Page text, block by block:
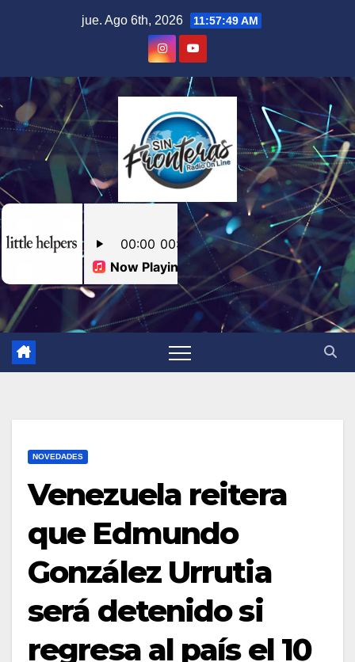
jue. Ago 6th, 2026 11:57:50 AM
NOVEDADES
Venezuela reitera
que Edmundo
González Urrutia
será detenido si
regresa al país el 10